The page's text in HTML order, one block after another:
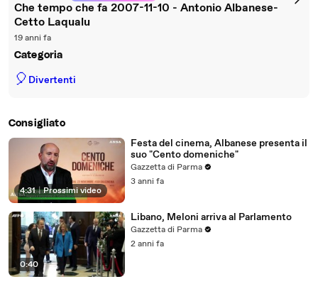
Che tempo che fa 2007-11-10 - Antonio Albanese-
Cetto Laqualu
19 anni fa
Categoria
🎈 Divertenti
Consigliato
4:31 | Prossimi video
Festa del cinema, Albanese presenta il
suo "Cento domeniche"
Gazzetta di Parma
3 anni fa
0:40
Libano, Meloni arriva al Parlamento
Gazzetta di Parma
2 anni fa